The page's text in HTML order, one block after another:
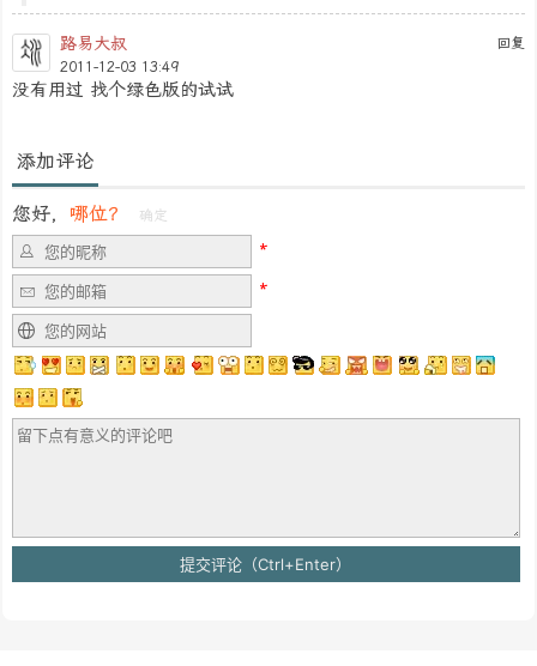
回复
路易大叔
2011-12-03 13:49
没有用过 找个绿色版的试试
添加评论
您好， 哪位？ 确定